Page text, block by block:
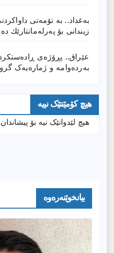
زیندانی بۆ پەرلەمانتارێك
عێراق.. پڕۆژەی
بەردەوامە و ژمارەیەک
هیچ کۆمێنتێک نییە
هیچ لێدوانێک نیە بۆ
بیانخوێنەرەوە